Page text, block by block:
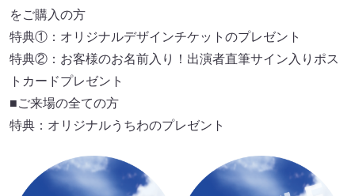
をご購入の方
特典①：オリジナルデザインチケットのプレゼント
特典②：お客様のお名前入り！出演者直筆サイン入りポス
トカードプレゼント
■ご来場の全ての方
特典：オリジナルうちわのプレゼント